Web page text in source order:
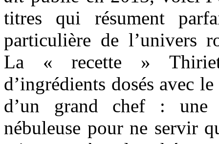
titres qui résument
particulière de l’univers
La « recette »
d’ingrédients dosés avec
d’un grand chef : une
nébuleuse pour ne servir